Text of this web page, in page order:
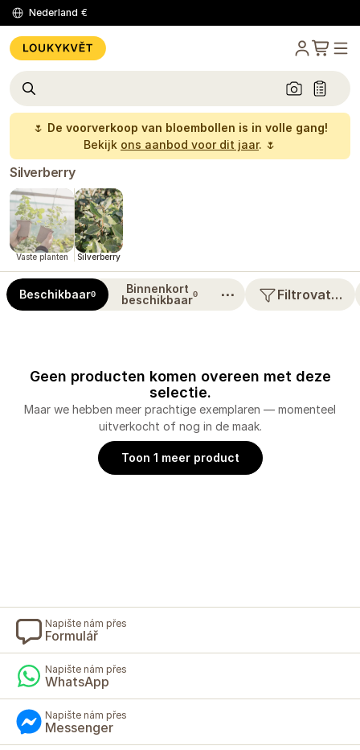
Nederland €
🌷 De voorverkoop van bloembollen is in volle gang!
Bekijk ons aanbod voor dit jaar. 🌷
Silverberry
Vaste planten Silverberry
Beschikbaar0
Binnenkort
beschikbaar0 ⋯ Filtrovat…
Geen producten komen overeen met deze
selectie.
Maar we hebben meer prachtige exemplaren — momenteel
uitverkocht of nog in de maak.
Toon 1 meer product
Napište nám přes
Formulář
Napište nám přes
WhatsApp
Napište nám přes
Messenger